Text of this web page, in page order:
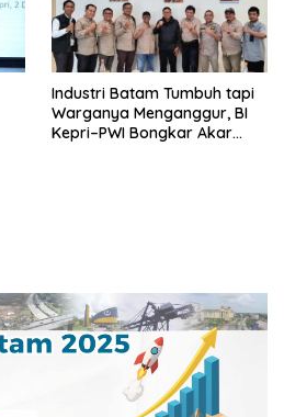
Industri Batam Tumbuh tapi
Warganya Menganggur, BI
Kepri–PWI Bongkar Akar